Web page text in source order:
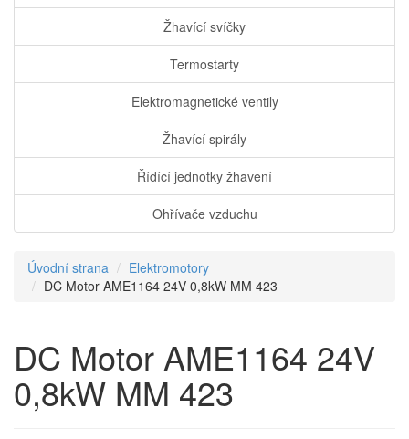
Žhavící svíčky
Termostarty
Elektromagnetické ventily
Žhavící spirály
Řídící jednotky žhavení
Ohřívače vzduchu
Úvodní strana
Elektromotory
DC Motor AME1164 24V 0,8kW MM 423
DC Motor AME1164 24V
0,8kW MM 423